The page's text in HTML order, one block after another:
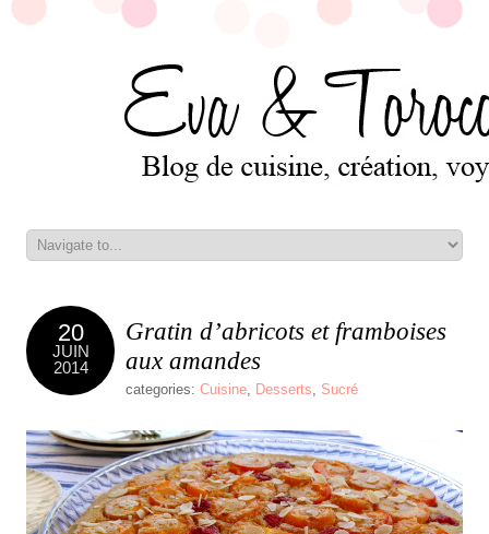
20
JUIN
2014
Gratin d’abricots et framboises
aux amandes
categories: Cuisine, Desserts, Sucré